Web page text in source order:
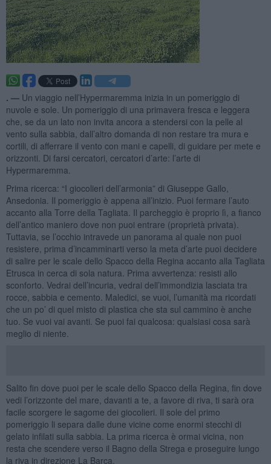
. — Un viaggio nell’Hypermaremma inizia in un pomeriggio di
nuvole e sole. Un pomeriggio di una primavera fresca e leggera
che, se da un lato non invita ancora a stendersi con la pelle al
vento sulla sabbia, dall’altro domanda di non restare tra mura e
cortili, di afferrare il vento con mani e capelli, di guidare per mete e
orizzonti. Di farsi cercatori, cercatori d’arte: l’arte di
Hypermaremma.
Prima ricerca: “I giocolieri dell’armonia” di Giuseppe Gallo,
Ansedonia. Il pomeriggio è appena all’inizio. Puoi fermare l’auto
accanto alla Torre della Tagliata. Il parcheggio è proprio lì, a fianco
dell’antico maniero dove non puoi entrare (proprietà privata).
Tuttavia, se l’occhio intravede un panorama al quale non puoi
resistere, prima d’incamminarti verso la meta d’arte puoi decidere
di salire per le scale dello Spacco della Regina accanto alla Tagliata
Etrusca in cerca di sola natura. Prima avvertenza: resisti allo
sconforto. Vedrai dell’incuria, vedrai dell’immondizia lasciata tra
rocce, sabbia e cemento. Maledici, se vuoi, l’umanità ma ricordati
che un po’ di quel misto di plastica che sta sul cammino è anche
tuo. Se vuoi vai avanti. Se puoi fai qualcosa: qualsiasi cosa sarà
meglio di niente.
Salito fin dove puoi per le scale dello Spacco della Regina, fin dove
vedi l’orizzonte del mare, davanti a te, a favore di riva, ti sarà ora
facile scorgere le sagome dei giocolieri. Il sole del primo
pomeriggio li separa dalle dune vicine come enormi stecchi di
gelato infilati sulla sabbia. La prima ricerca è ormai vicina, non
resta che scendere verso il Bagno della Strega e proseguire lungo
la riva in direzione La Barca.